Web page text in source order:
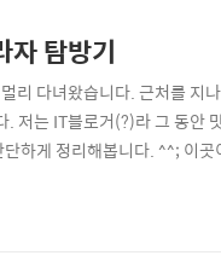
자 탐방기
리 다녀왔습니다. 근처를 지
저는 IT블로거(?)라 그 동안
하게 정리해봅니다. ^^; 이
볼까 하고 들어오게되었습니